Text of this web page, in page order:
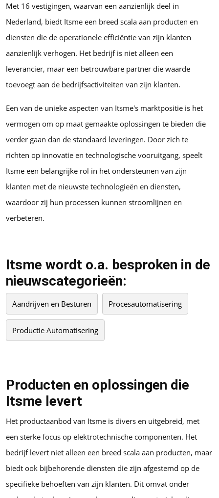
Met 16 vestigingen, waarvan een aanzienlijk deel in
Nederland, biedt Itsme een breed scala aan producten en
diensten die de operationele efficiëntie van zijn klanten
aanzienlijk verhogen. Het bedrijf is niet alleen een
leverancier, maar een betrouwbare partner die waarde
toevoegt aan de bedrijfsactiviteiten van zijn klanten.
Een van de unieke aspecten van Itsme's marktpositie is het
vermogen om op maat gemaakte oplossingen te bieden die
verder gaan dan de standaard leveringen. Door zich te
richten op innovatie en technologische vooruitgang, speelt
Itsme een belangrijke rol in het ondersteunen van zijn
klanten met de nieuwste technologieën en diensten,
waardoor zij hun processen kunnen stroomlijnen en
verbeteren.
Itsme wordt o.a. besproken in de
nieuwscategorieën:
Aandrijven en Besturen Procesautomatisering
Productie Automatisering
Producten en oplossingen die
Itsme levert
Het productaanbod van Itsme is divers en uitgebreid, met
een sterke focus op elektrotechnische componenten. Het
bedrijf levert niet alleen een breed scala aan producten, maar
biedt ook bijbehorende diensten die zijn afgestemd op de
specifieke behoeften van zijn klanten. Dit omvat onder